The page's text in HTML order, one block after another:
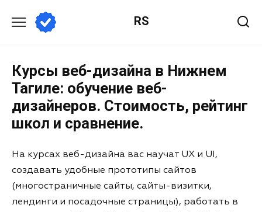
RS
Курсы веб-дизайна в Нижнем
Тагиле: обучение веб-
дизайнеров. Стоимость, рейтинг
школ и сравнение.
На курсах веб-дизайна вас научат UX и UI,
создавать удобные прототипы сайтов
(многостраничные сайты, сайты-визитки,
лендинги и посадочные страницы), работать в